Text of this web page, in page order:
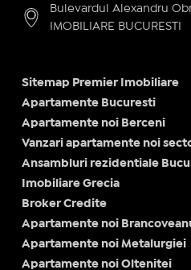
Bulevardul Alexandru
IMOBILIARE BUCURESTI
Sitemap Premier Imobiliare
Apartamente Bucuresti
Apartamente noi Berceni
Vanzari apartamente noi
Ansambluri rezidentiale
Imobiliare Grecia
Broker Credite
Apartamente noi
Apartamente noi Metalurgiei
Apartamente noi Oltenitei